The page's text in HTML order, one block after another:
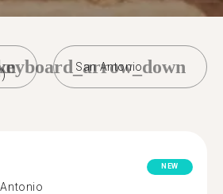
San Antonio
NEW